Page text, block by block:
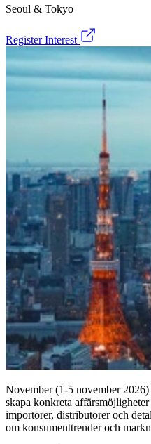
Seoul & Tokyo
Register Interest
November (1-5 november
skapa konkreta
importörer, distributörer och
om konsumenttrender och